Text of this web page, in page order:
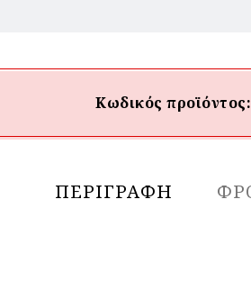
Κωδικός προϊόντος:
ΠΕΡΙΓΡΑΦΉ